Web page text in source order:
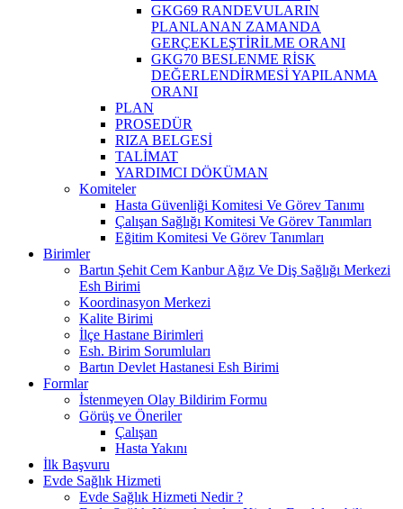
GKG69 RANDEVULARIN
PLANLANAN ZAMANDA
GERÇEKLEŞTİRİLME ORANI
GKG70 BESLENME RİSK
DEĞERLENDİRMESİ YAPILANMA
ORANI
PLAN
PROSEDÜR
RIZA BELGESİ
TALİMAT
YARDIMCI DÖKÜMAN
Komiteler
Hasta Güvenliği Komitesi Ve Görev Tanımı
Çalışan Sağlığı Komitesi Ve Görev Tanımları
Eğitim Komitesi Ve Görev Tanımları
Birimler
Bartın Şehit Cem Kanbur Ağız Ve Diş Sağlığı Merkezi
Esh Birimi
Koordinasyon Merkezi
Kalite Birimi
İlçe Hastane Birimleri
Esh. Birim Sorumluları
Bartın Devlet Hastanesi Esh Birimi
Formlar
İstenmeyen Olay Bildirim Formu
Görüş ve Öneriler
Çalışan
Hasta Yakını
İlk Başvuru
Evde Sağlık Hizmeti
Evde Sağlık Hizmeti Nedir ?